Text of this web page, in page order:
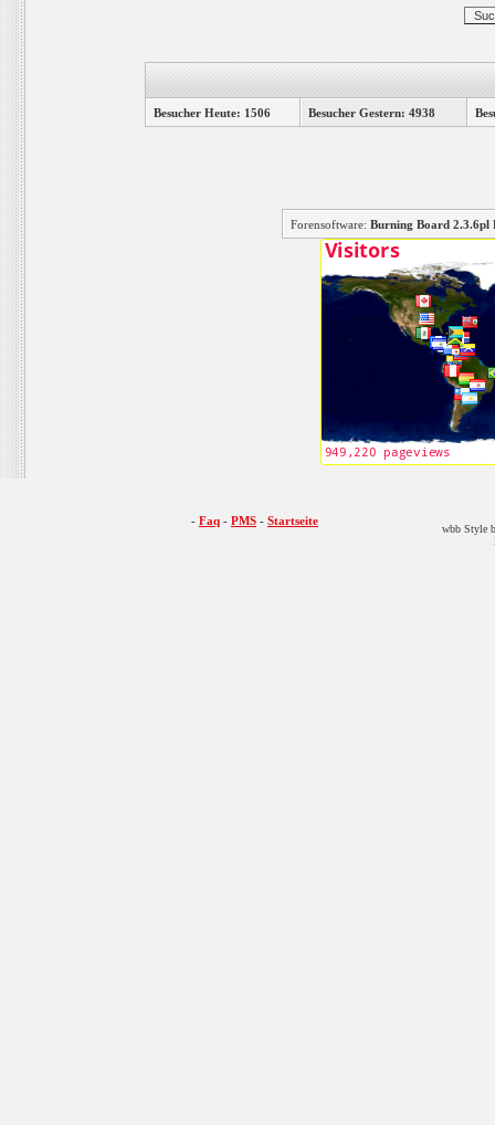
Besucher Heute: 1506 Besucher Gestern: 4938
Forensoftware: Burning Board
- Faq - PMS - Startseite
wbb Style